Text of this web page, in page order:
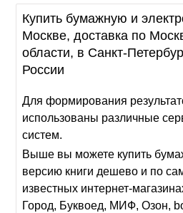
Купить бумажную и
Москве, доставка по
области, в Санкт-
России
Для формирования
использованы различные
систем.
Выше вы можете купить
версию книги дешево и по
известных интернет-
Город, Буквоед, МИФ, Озон,